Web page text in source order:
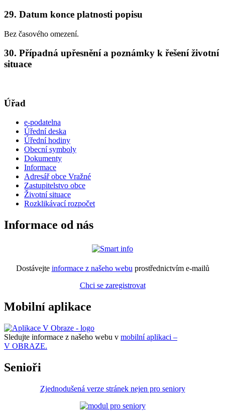
29. Datum konce platnosti popisu
Bez časového omezení.
30. Případná upřesnění a poznámky k řešení životní
situace
Úřad
e-podatelna
Úřední deska
Úřední hodiny
Obecní symboly
Dokumenty
Informace
Adresář obce Vražné
Zastupitelstvo obce
Životní situace
Rozklikávací rozpočet
Informace od nás
Dostávejte informace z našeho webu prostřednictvím e-mailů
Chci se zaregistrovat
Mobilní aplikace
Sledujte informace z našeho webu v mobilní aplikaci –
V OBRAZE.
Senioři
Zjednodušená verze stránek nejen pro seniory